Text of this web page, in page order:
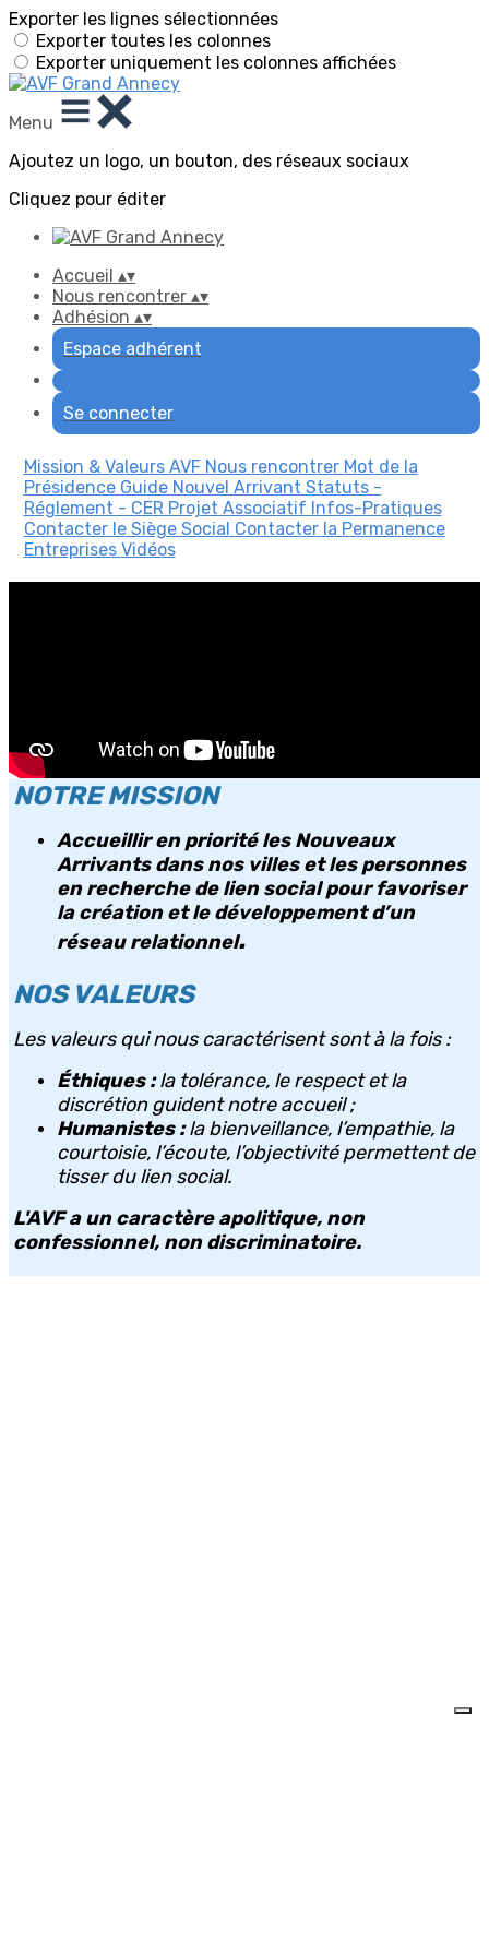
Exporter les lignes sélectionnées
Exporter toutes les colonnes
Exporter uniquement les colonnes affichées
Menu
Ajoutez un logo, un bouton, des réseaux sociaux
Cliquez pour éditer
Accueil ▴▾
Nous rencontrer ▴▾
Adhésion ▴▾
Espace adhérent
Se connecter
Mission & Valeurs AVF Nous rencontrer Mot de la
Présidence Guide Nouvel Arrivant Statuts -
Réglement - CER Projet Associatif Infos-Pratiques
Contacter le Siège Social Contacter la Permanence
Entreprises Vidéos
NOTRE MISSION
Accueillir en priorité les Nouveaux
Arrivants dans nos villes et les personnes
en recherche de lien social pour favoriser
la création et le développement d’un
réseau relationnel.
NOS VALEURS
Les valeurs qui nous caractérisent sont à la fois :
Éthiques :la tolérance, le respect et la
discrétion guident notre accueil ;
Humanistes :la bienveillance, l’empathie, la
courtoisie, l’écoute, l’objectivité permettent de
tisser du lien social.
L'AVF a un caractère apolitique, non
confessionnel, non discriminatoire.